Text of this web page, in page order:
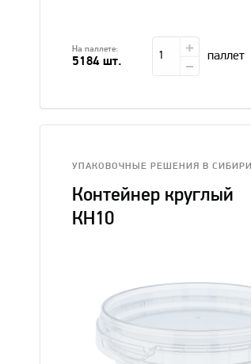
На паллете:
5184 шт. паллет
УПАКОВОЧНЫЕ РЕШЕНИЯ В CИБИРИ
Контейнер круглый
КН10